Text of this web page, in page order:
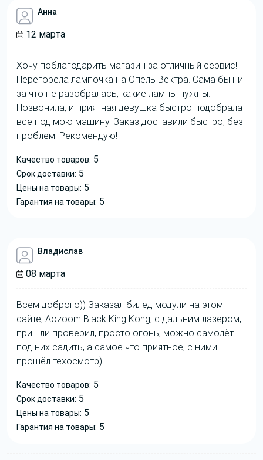
Анна
12 марта
Хочу поблагодарить магазин за отличный сервис!
Перегорела лампочка на Опель Вектра. Сама бы ни
за что не разобралась, какие лампы нужны.
Позвонила, и приятная девушка быстро подобрала
все под мою машину. Заказ доставили быстро, без
проблем. Рекомендую!
Качество товаров: 5
Срок доставки: 5
Цены на товары: 5
Гарантия на товары: 5
Владислав
08 марта
Всем доброго)) Заказал билед модули на этом
сайте, Aozoom Black King Kong, с дальним лазером,
пришли проверил, просто огонь, можно самолёт
под них садить, а самое что приятное, с ними
прошёл техосмотр)
Качество товаров: 5
Срок доставки: 5
Цены на товары: 5
Гарантия на товары: 5